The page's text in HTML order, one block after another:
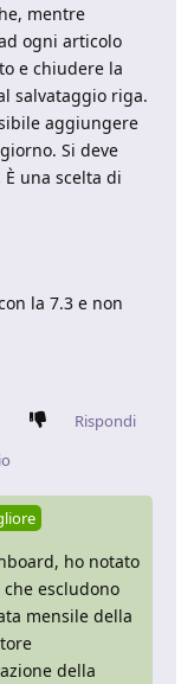
mentre
ogni articolo
e chiudere la
salvataggio riga.
aggiungere
Si deve
una scelta di
la 7.3 e non
Rispondi
ho notato
escludono
mensile della
della